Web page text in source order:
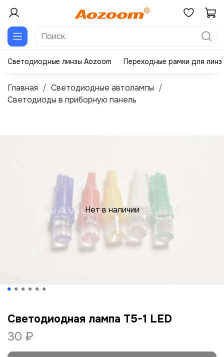
Светодиодные линзы Aozoom Переходные рамки для линз
Главная
Светодиодные автолампы
Светодиоды в приборную панель
Нет в наличии
Светодиодная лампа T5-1 LED
30 ₽